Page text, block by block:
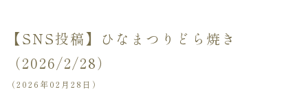
【SNS投稿】ひなまつりどら焼き
（2026/2/28）
（2026年02月28日）